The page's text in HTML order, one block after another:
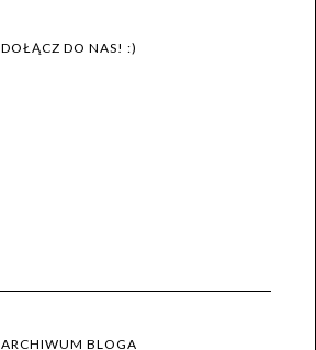
DOŁĄCZ DO NAS! :)
ARCHIWUM BLOGA